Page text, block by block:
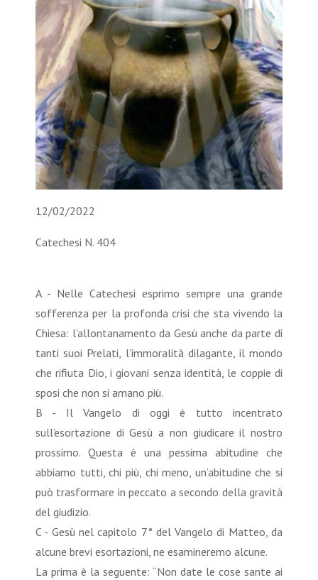
12/02/2022
Catechesi N. 404
A - Nelle Catechesi esprimo sempre una grande
sofferenza per la profonda crisi che sta vivendo la
Chiesa: l’allontanamento da Gesù anche da parte di
tanti suoi Prelati, l’immoralità dilagante, il mondo
che rifiuta Dio, i giovani senza identità, le coppie di
sposi che non si amano più.
B - Il Vangelo di oggi è tutto incentrato
sull’esortazione di Gesù a non giudicare il nostro
prossimo. Questa è una pessima abitudine che
abbiamo tutti, chi più, chi meno, un’abitudine che si
può trasformare in peccato a secondo della gravità
del giudizio.
C - Gesù nel capitolo 7° del Vangelo di Matteo, da
alcune brevi esortazioni, ne esamineremo alcune.
La prima è la seguente: “Non date le cose sante ai